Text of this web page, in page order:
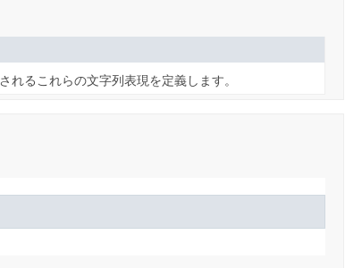
るこれらの文字列表現を定義します。